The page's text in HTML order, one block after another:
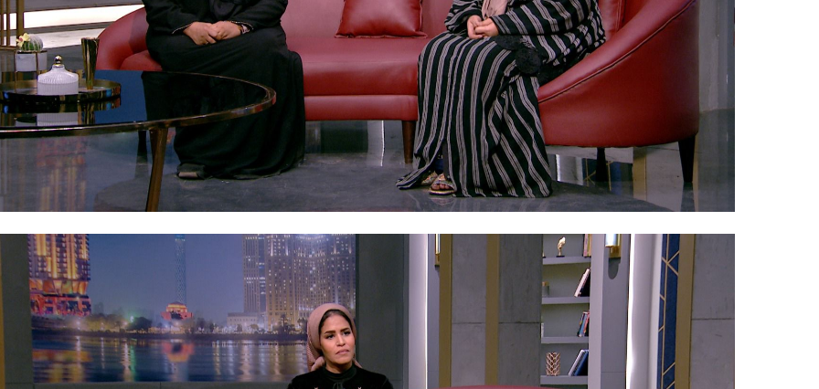
افتتاح أكبر صرح ديني في القوصية..
تحفة معمارية بتكلفة تجاوزت 20
مليون جنيه
ابني بطل وفخورة بيه.. أول ظهور لـ
عماد سائق التريلا مع والدته بعد
تصدره التريند| فيديو
قالها وريني هتنزلي إزاي؟..
يفحص واقعة مشادة بين سائق
ذكي وسيدة في دار السلام